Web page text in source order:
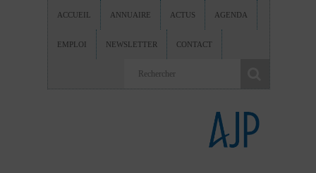
ACCUEIL ANNUAIRE ACTUS AGENDA
EMPLOI NEWSLETTER CONTACT